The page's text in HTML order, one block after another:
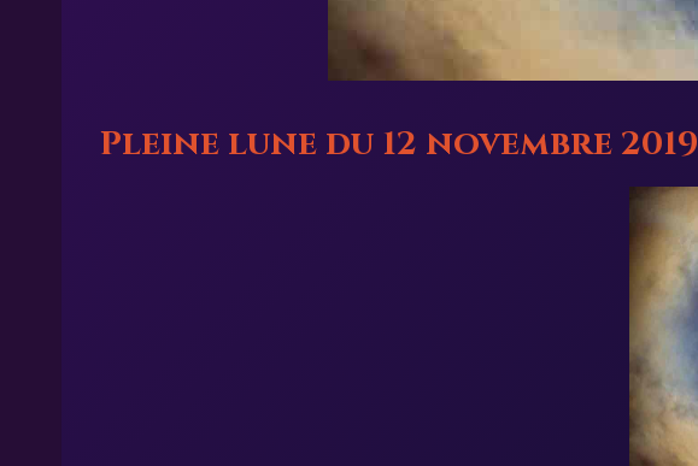
Pleine lune du 12 novembre 2019